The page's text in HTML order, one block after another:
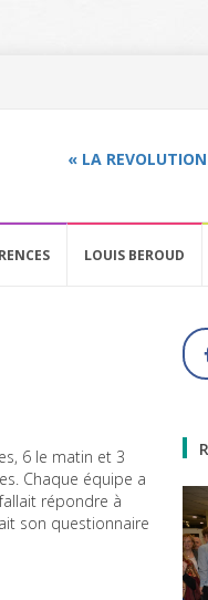
« LA
LOUIS BEROUD
6 le matin et 3
Chaque équipe a
répondre à
son questionnaire